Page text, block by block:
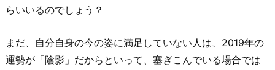
らいいるのでしょう？
まだ、自分自身の今の姿に満足していない人は、2019年の
運勢が「陰影」だからといって、塞ぎこんでいる場合では